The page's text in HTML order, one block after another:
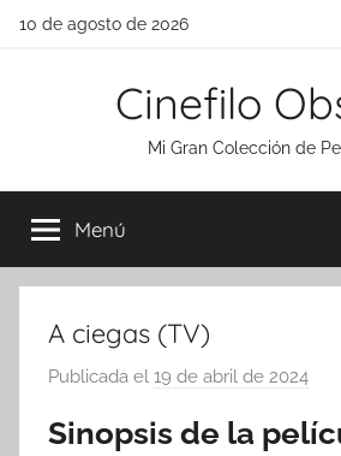
Saltar
10 de agosto de 2026
Cinefilo
Mi Gran Colección de
Menú
A ciegas (TV)
Publicada el 19 de abril de 2024
r
Sinopsis de la